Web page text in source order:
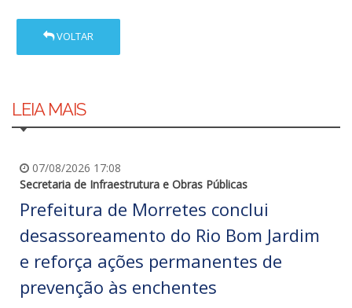
VOLTAR
LEIA MAIS
07/08/2026 17:08
Secretaria de Infraestrutura e Obras Públicas
Prefeitura de Morretes conclui
desassoreamento do Rio Bom Jardim
e reforça ações permanentes de
prevenção às enchentes